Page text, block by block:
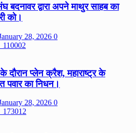
बदनावर द्वारा अपने माथुर साहब का
को।
28, 2026 0
दौरान प्लेन क्रैश, महाराष्ट्र के
पवार का निधन।
28, 2026 0